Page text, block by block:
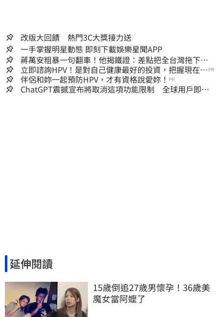
改版大回饋 熱門3C大獎接力送
一手掌握明星動態 即刻下載娛樂星聞APP
蔣萬安粗暴一句翻車！他揭鐵證：差點把全台灣拖下水
哪時道歉
立即諮詢HPV！是對自己健康最好的投資，把握現在不
嫌晚！
PR
伴侶和妳一起預防HPV，才有資格說愛妳！ PR
ChatGPT震撼宣布將取消這項功能限制 全球用戶即刻
延伸閱讀
15歲倒追27歲男懷孕！36歲美
魔女當阿嬤了